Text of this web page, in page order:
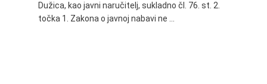
Dužica, kao javni naručitelj, sukladno čl. 76. st. 2.
točka 1. Zakona o javnoj nabavi ne …